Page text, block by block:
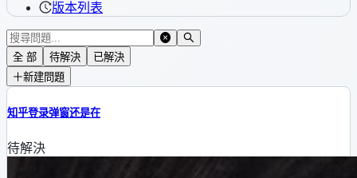
版本列表
全 部 待解決
已解決
新建問題
知乎登录弹窗还是在
待解決